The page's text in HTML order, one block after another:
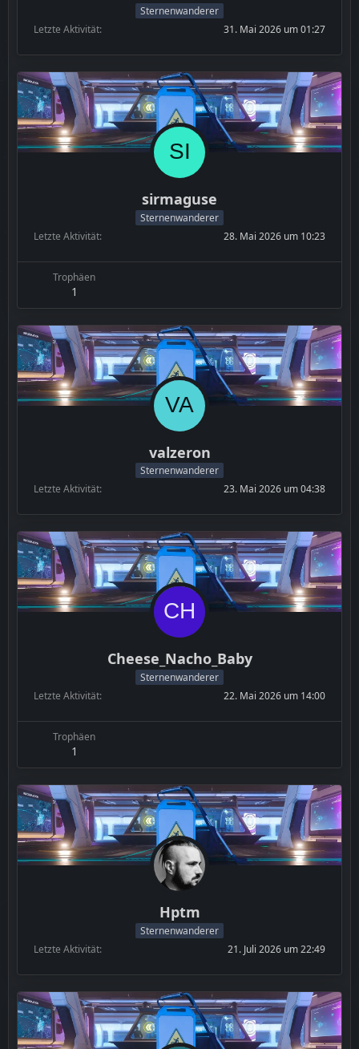
Sternenwanderer
Letzte Aktivität
31. Mai 2026 um 01:27
sirmaguse
Sternenwanderer
Letzte Aktivität
28. Mai 2026 um 10:23
Trophäen
1
valzeron
Sternenwanderer
Letzte Aktivität
23. Mai 2026 um 04:38
Cheese_Nacho_Baby
Sternenwanderer
Letzte Aktivität
22. Mai 2026 um 14:00
Trophäen
1
Hptm
Sternenwanderer
Letzte Aktivität
21. Juli 2026 um 22:49